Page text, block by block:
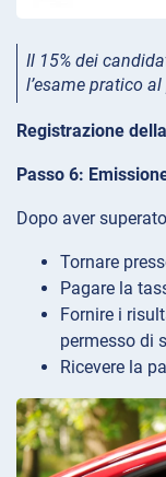
Il 15% dei
l’esame pratico
Registrazione
Passo 6:
Dopo aver
Tornare
Pagare la
Fornire i
permesso di
Ricevere la